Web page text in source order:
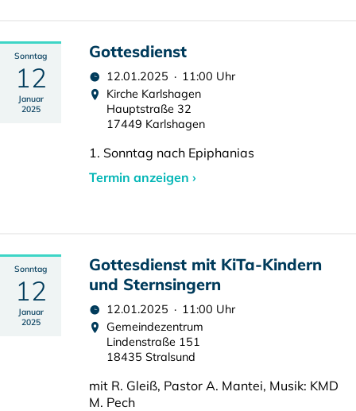
Sonntag
12
Januar
2025
Gottesdienst
12.01.2025 · 11:00 Uhr
Kirche Karlshagen
Hauptstraße 32
17449 Karlshagen
1. Sonntag nach Epiphanias
Termin anzeigen ›
Sonntag
12
Januar
2025
Gottesdienst mit KiTa-Kindern
und Sternsingern
12.01.2025 · 11:00 Uhr
Gemeindezentrum
Lindenstraße 151
18435 Stralsund
mit R. Gleiß, Pastor A. Mantei, Musik: KMD
M. Pech